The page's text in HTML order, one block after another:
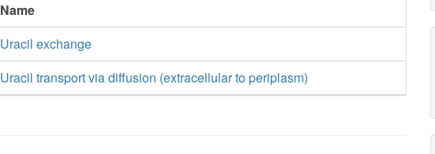
Name
Uracil exchange
Uracil transport via diffusion (extracellular to periplasm)